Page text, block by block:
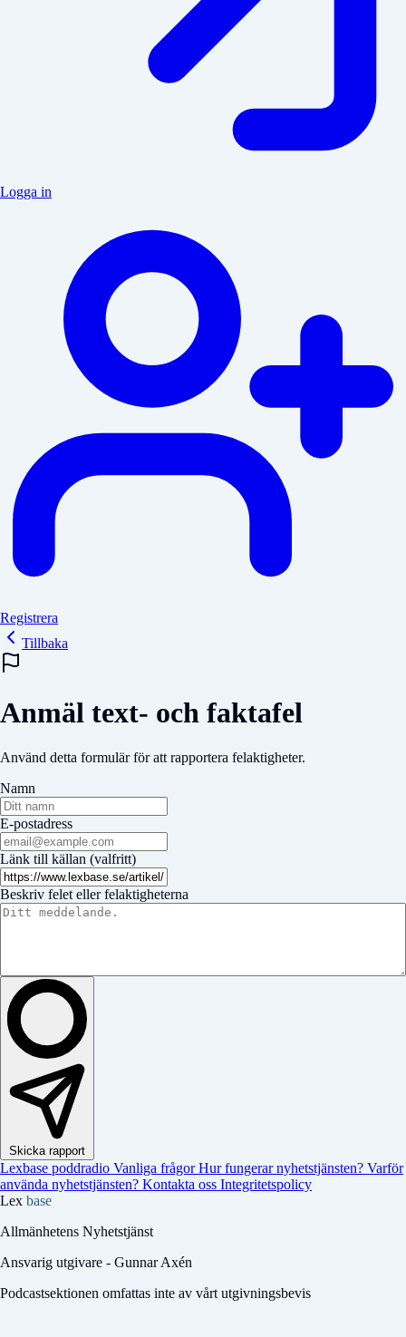
Logga in
Registrera
Tillbaka
Anmäl text- och faktafel
Använd detta formulär för att rapportera felaktigheter.
Namn
E-postadress
Länk till källan (valfritt)
Beskriv felet eller felaktigheterna
Skicka rapport
Lexbase poddradio Vanliga frågorHur fungerar nyhetstjänsten? Varför
använda nyhetstjänsten? Kontakta oss Integritetspolicy
Lex base
Allmänhetens Nyhetstjänst
Ansvarig utgivare - Gunnar Axén
Podcastsektionen omfattas inte av vårt utgivningsbevis